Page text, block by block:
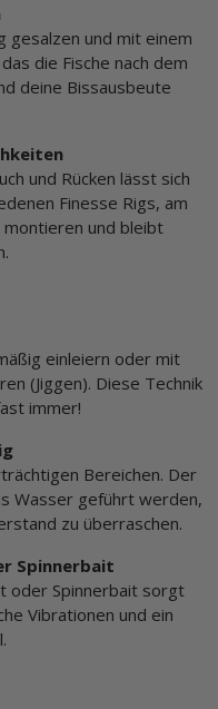
gesalzen und mit einem
die Fische nach dem
deine Bissausbeute
und Rücken lässt sich
Finesse Rigs, am
und bleibt
einleiern oder mit
(Jiggen). Diese Technik
immer!
Bereichen. Der
Wasser geführt werden,
zu überraschen.
Spinnerbait
oder Spinnerbait sorgt
Vibrationen und ein